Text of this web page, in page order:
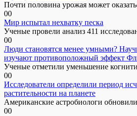
Почти половина урожая может
00
Мир испытал нехватку песка
Ученые провели анализ 411
00
Люди становятся менее умными?
изучают противоположный эффект
Ученые отметили уменьшение
00
Исследователи определили период
растительности на планете
Американские астробиологи
00